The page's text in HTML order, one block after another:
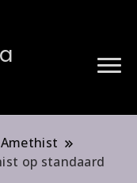
Amethist
op standaard